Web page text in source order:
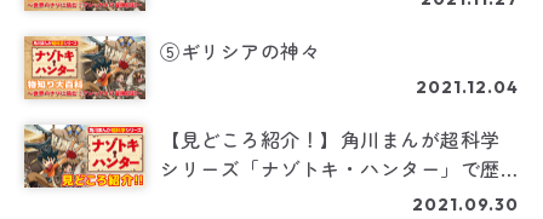
⑤ギリシアの神々
2021.12.04
【見どころ紹介！】角川まんが超科学
シリーズ「ナゾトキ・ハンター」で歴
史や考古学の知識を学ぼう！2021.09.30